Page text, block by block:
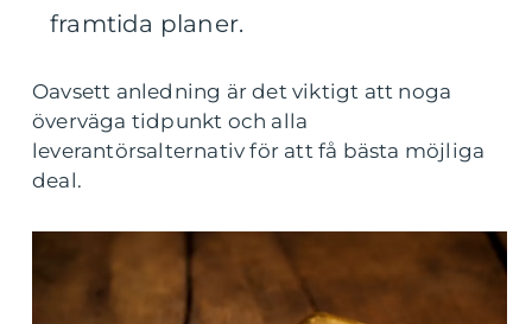
framtida planer.
Oavsett anledning är det viktigt att noga
överväga tidpunkt och alla
leverantörsalternativ för att få bästa möjliga
deal.